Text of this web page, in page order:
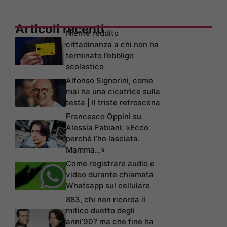
Articoli recenti
Niente reddito
cittadinanza a chi non ha
terminato l’obbligo
scolastico
Alfonso Signorini, come
mai ha una cicatrice sulla
testa | Il triste retroscena
Francesco Oppini su
Alessia Fabiani: «Ecco
perché l’ho lasciata.
Mamma…»
Come registrare audio e
video durante chiamata
Whatsapp sul cellulare
883, chi non ricorda il
mitico duetto degli
anni’90? ma che fine ha